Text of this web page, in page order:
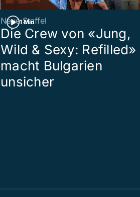
1 Min
Neue Staffel
Die Crew von «Jung,
Wild & Sexy: Refilled»
macht Bulgarien
unsicher